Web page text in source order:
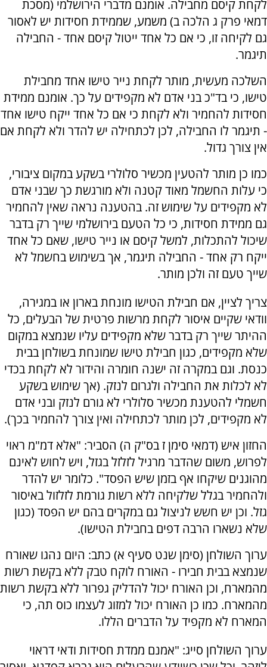
לקחת קיסם מחבילה. אומנם מדברי הירושלמי (מסכת
דמאי פרק ג הלכה ב) משמע, שממידת חסידות יש לאסור
גם לקיחה זו, כי אם כל אחד ייטול קיסם אחד - החבילה
תיגמר.
השלכה מעשית, מותר לקחת נייר טישו אחד מחבילת
טישו, כי בד"כ בני אדם לא מקפידים על כך. אומנם ממידת
חסידות להחמיר ולא לקחת כי אם כל אחד ייקח טישו אחד
- תיגמר לו החבילה, לכן לכתחילה יש להדר ולא לקחת אם
אין צורך גדול.
כמו כן מותר להטעין מכשיר סלולרי בשקע במקום ציבורי,
כי עלות החשמל מאוד קטנה ולא מורגשת כך שבני אדם
לא מקפידים על שימוש זה. בהטענה נראה שאין להחמיר
גם ממידת חסידות, כי כל הטעם בירושלמי שייך רק בדבר
שיכול להתכלות, למשל קיסם או נייר טישו, שאם כל אחד
ייקח רק אחד - החבילה תיגמר, אך בשימוש בחשמל לא
שייך טעם זה ולכן מותר.
צריך לציין, אם חבילת הטישו מונחת בארון או במגירה,
וודאי שקיים איסור לקחת מרשות פרטית של הבעלים, כל
ההיתר שייך רק בדבר שלא מקפידים עליו שנמצא במקום
שלא מקפידים, כגון חבילת טישו שמונחת בשולחן בבית
כנסת. וגם במקרה זה ישנה חומרה והידור לא לקחת בכדי
לא לכלות את החבילה ולגרום לנזק. (אך שימוש בשקע
חשמלי להטענת מכשיר סלולרי לא גורם לנזק ובני אדם
לא מקפידים, לכן מותר לכתחילה ואין צורך להחמיר בכך).
החזון איש (דמאי סימן ז בס"ק ה) הסביר: "אלא דמ"מ ראוי
לפרוש, משום שהדבר מרגיל לזלזל בגזל, ויש לחוש לאינם
מהוגנים שיקחו אף בזמן שיש הפסד". כלומר יש להדר
ולהחמיר בגלל שלקיחה ללא רשות גורמת לזלזול באיסור
גזל. וכן יש חשש לניצול גם במקרים בהם יש הפסד (כגון
שלא נשארו הרבה דפים בחבילת הטישו).
ערוך השולחן (סימן שנט סעיף א) כתב: היום נהגו שאורח
שנמצא בבית חבירו - האורח לוקח טבק ללא בקשת רשות
מהמארח, וכן האורח יכול להדליק גפרור ללא בקשת רשות
מהמארח. כמו כן האורח יכול למזוג לעצמו כוס תה, כי
המארח לא מקפיד על הדברים הללו.
ערוך השולחן סייג: "אמנם ממדת חסידות ודאי דראוי